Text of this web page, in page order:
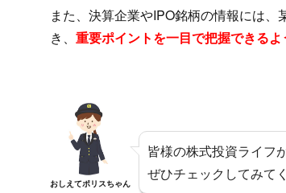
また、決算企業やIPO銘柄の情報には
き、 重要ポイントを一目で把握できるよ
おしえてポリスちゃん
皆様の株式投資ライフ
ぜひチェックしてみて